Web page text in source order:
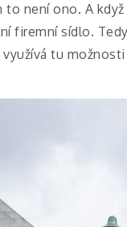
není ono. A
firemní sídlo.
tu